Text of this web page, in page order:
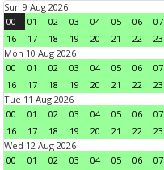
Sun 9 Aug 2026
00
01 02 03 04 05 06 07
16
17 18 19 20 21 22
23
Mon 10 Aug 2026
00
01 02 03 04 05 06 07
16
17 18 19 20 21 22
23
Tue 11 Aug 2026
00
01 02 03 04 05 06 07
16
17 18 19 20 21 22
23
Wed 12 Aug 2026
00
01 02 03 04 05 06 07